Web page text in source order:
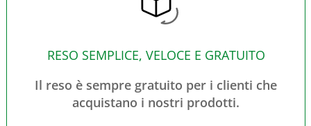
RESO SEMPLICE, VELOCE E GRATUITO
Il reso è sempre gratuito per i clienti che
acquistano i nostri prodotti.